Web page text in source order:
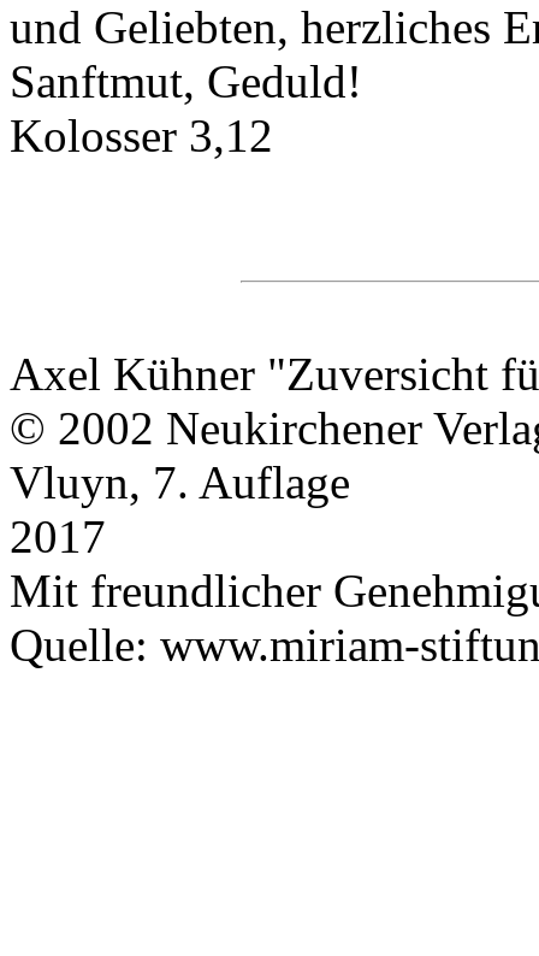
und Geliebten, herzliches
Sanftmut, Geduld!
Kolosser 3,12
Axel Kühner "Zuversicht
© 2002 Neukirchener
Vluyn, 7. Auflage
2017
Mit freundlicher
Quelle: www.miriam-